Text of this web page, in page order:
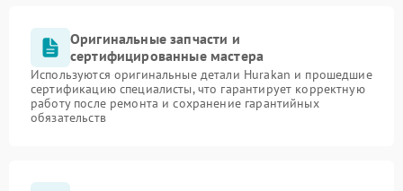
Оригинальные запчасти и
сертифицированные мастера
Используются оригинальные детали Hurakan и прошедшие
сертификацию специалисты, что гарантирует корректную
работу после ремонта и сохранение гарантийных
обязательств